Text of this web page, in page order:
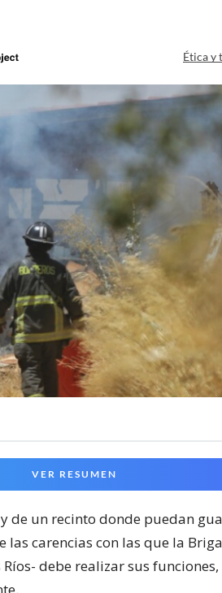
Ética y
VER RESUMEN
de un recinto donde puedan
las carencias con las que la
Ríos- debe realizar sus